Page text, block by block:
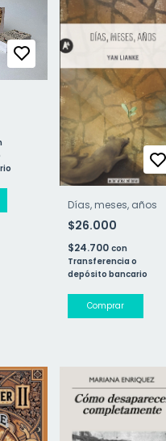
Días, meses, años
$26.000
$24.700 con
Transferencia o
depósito bancario